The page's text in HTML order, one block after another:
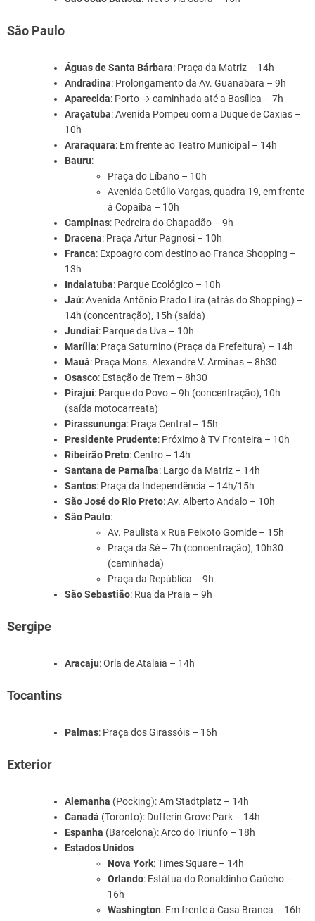
São Paulo
Águas de Santa Bárbara: Praça da Matriz – 14h
Andradina: Prolongamento da Av. Guanabara – 9h
Aparecida: Porto → caminhada até a Basílica – 7h
Araçatuba: Avenida Pompeu com a Duque de Caxias –
10h
Araraquara: Em frente ao Teatro Municipal – 14h
Bauru:
Praça do Líbano – 10h
Avenida Getúlio Vargas, quadra 19, em frente
à Copaíba – 10h
Campinas: Pedreira do Chapadão – 9h
Dracena: Praça Artur Pagnosi – 10h
Franca: Expoagro com destino ao Franca Shopping –
13h
Indaiatuba: Parque Ecológico – 10h
Jaú: Avenida Antônio Prado Lira (atrás do Shopping) –
14h (concentração), 15h (saída)
Jundiaí: Parque da Uva – 10h
Marília: Praça Saturnino (Praça da Prefeitura) – 14h
Mauá: Praça Mons. Alexandre V. Arminas – 8h30
Osasco: Estação de Trem – 8h30
Pirajuí: Parque do Povo – 9h (concentração), 10h
(saída motocarreata)
Pirassununga: Praça Central – 15h
Presidente Prudente: Próximo à TV Fronteira – 10h
Ribeirão Preto: Centro – 14h
Santana de Parnaíba: Largo da Matriz – 14h
Santos: Praça da Independência – 14h/15h
São José do Rio Preto: Av. Alberto Andalo – 10h
São Paulo:
Av. Paulista x Rua Peixoto Gomide – 15h
Praça da Sé – 7h (concentração), 10h30
(caminhada)
Praça da República – 9h
São Sebastião: Rua da Praia – 9h
Sergipe
Aracaju: Orla de Atalaia – 14h
Tocantins
Palmas: Praça dos Girassóis – 16h
Exterior
Alemanha (Pocking): Am Stadtplatz – 14h
Canadá (Toronto): Dufferin Grove Park – 14h
Espanha (Barcelona): Arco do Triunfo – 18h
Estados Unidos
Nova York: Times Square – 14h
Orlando: Estátua do Ronaldinho Gaúcho –
16h
Washington: Em frente à Casa Branca – 16h